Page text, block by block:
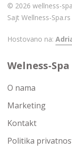
© 2026 wellness-
Sajt Wellness-
Hostovano na:
Welness-Spa
O nama
Marketing
Kontakt
Politika